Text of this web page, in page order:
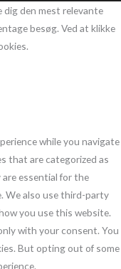
dig den mest relevante
besøg. Ved at klikke
while you navigate
that are categorized as
essential for the
We also use third-party
you use this website.
with your consent. You
But opting out of some